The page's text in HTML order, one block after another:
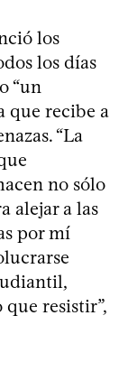
los
los días
“un
que recibe a
“La
no sólo
alejar a las
por mí
resistir”,